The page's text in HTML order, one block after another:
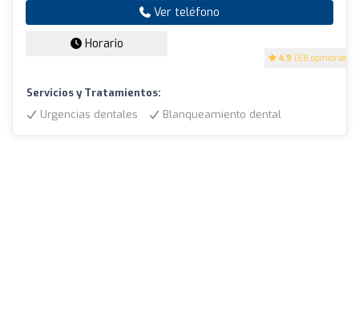
4.9 (68 opiniones)
Ver teléfono
Horario
Servicios y Tratamientos:
Urgencias dentales
Blanqueamiento dental